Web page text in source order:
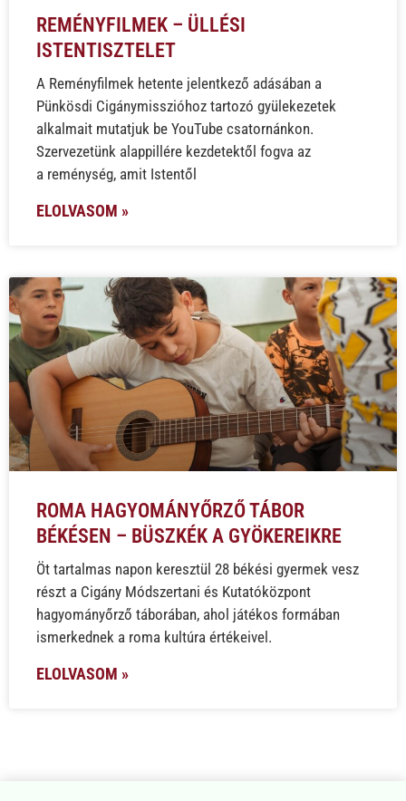
REMÉNYFILMEK – ÜLLÉSI
ISTENTISZTELET
A Reményfilmek hetente jelentkező adásában a
Pünkösdi Cigánymisszióhoz tartozó gyülekezetek
alkalmait mutatjuk be YouTube csatornánkon.
Szervezetünk alappillére kezdetektől fogva az
a reménység, amit Istentől
ELOLVASOM »
ROMA HAGYOMÁNYŐRZŐ TÁBOR
BÉKÉSEN – BÜSZKÉK A GYÖKEREIKRE
Öt tartalmas napon keresztül 28 békési gyermek vesz
részt a Cigány Módszertani és Kutatóközpont
hagyományőrző táborában, ahol játékos formában
ismerkednek a roma kultúra értékeivel.
ELOLVASOM »